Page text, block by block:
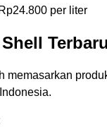
per liter
Terbaru
memasarkan